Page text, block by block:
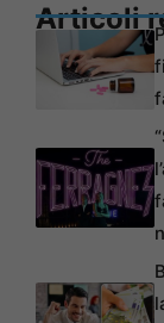
Articoli